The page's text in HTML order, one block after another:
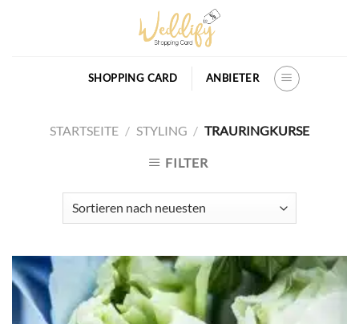
SHOPPING CARD ANBIETER
STARTSEITE / STYLING / TRAURINGKURSE
FILTER